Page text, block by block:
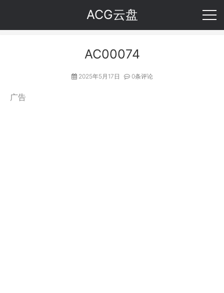
ACG云盘
AC00074
2025年5月17日 0条评论
广告